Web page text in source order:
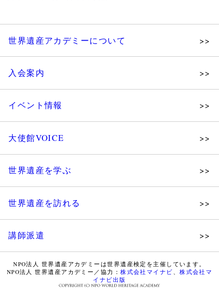
世界遺産アカデミーについて
組織図・役員
法人会員・協賛団体／公認団体
入会案内
イベント情報
展示会
ツアー情報
大使館VOICE
世界遺産を学ぶ
世界遺産検定 公式HP
世界遺産検定 学習アシスト動画
世界遺産を訪れる
講師派遣
WHA認定講師について
WHA認定講師 紹介動画
NPO法人 世界遺産アカデミーは世界遺産検定を主催しています。
NPO法人 世界遺産アカデミー／協力：株式会社マイナビ 、株式会社マ
イナビ出版